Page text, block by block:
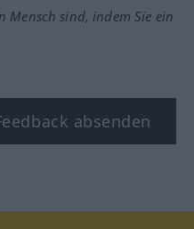
Mensch sind, indem Sie ein
absenden